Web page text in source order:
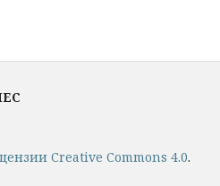
Creative Commons 4.0.